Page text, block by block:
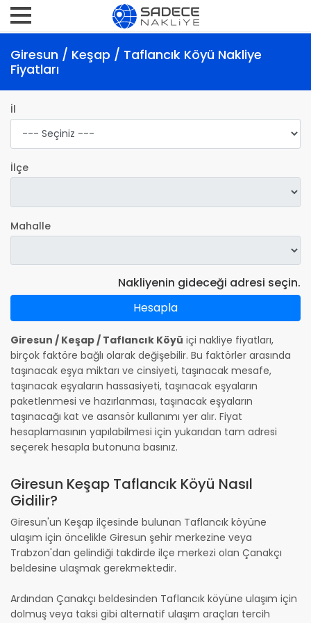
Giresun / Keşap / Taflancık Köyü Nakliye
Fiyatları
İl
İlçe
Mahalle
Nakliyenin gideceği adresi seçin.
Hesapla
Giresun / Keşap / Taflancık Köyü içi nakliye fiyatları,
birçok faktöre bağlı olarak değişebilir. Bu faktörler arasında
taşınacak eşya miktarı ve cinsiyeti, taşınacak mesafe,
taşınacak eşyaların hassasiyeti, taşınacak eşyaların
paketlenmesi ve hazırlanması, taşınacak eşyaların
taşınacağı kat ve asansör kullanımı yer alır. Fiyat
hesaplamasının yapılabilmesi için yukarıdan tam adresi
seçerek hesapla butonuna basınız.
Giresun Keşap Taflancık Köyü Nasıl
Gidilir?
Giresun'un Keşap ilçesinde bulunan Taflancık köyüne
ulaşım için öncelikle Giresun şehir merkezine veya
Trabzon'dan gelindiği takdirde ilçe merkezi olan Çanakçı
beldesine ulaşmak gerekmektedir.
Ardından Çanakçı beldesinden Taflancık köyüne ulaşım için
dolmuş veya taksi gibi alternatif ulaşım araçları tercih